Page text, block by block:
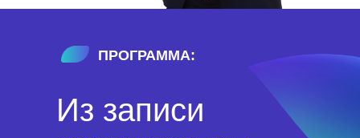
ПРОГРАММА:
Из записи